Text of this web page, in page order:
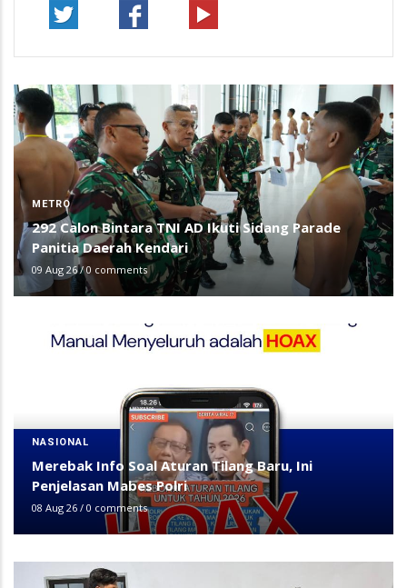
METRO
292 Calon Bintara TNI AD Ikuti Sidang Parade
Panitia Daerah Kendari
09 Aug 26/0 comments
NASIONAL
Merebak Info Soal Aturan Tilang Baru, Ini
Penjelasan Mabes Polri
08 Aug 26 / 0 comments